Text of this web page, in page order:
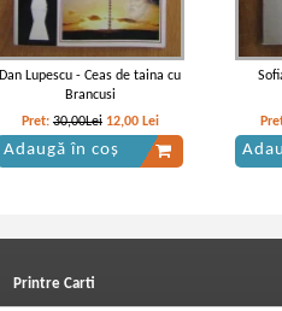
Dan Lupescu - Ceas de taina cu
Brancusi
Pret: 30,00Lei 12,00 Lei
Adaugă în coș
Printre Carti